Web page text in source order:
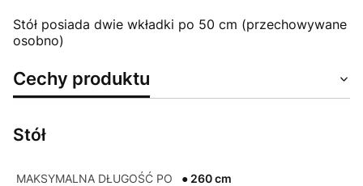
Stół posiada dwie wkładki po 50 cm (przechowywane
osobno)
Cechy produktu
Stół
MAKSYMALNA DŁUGOŚĆ PO
● 260 cm